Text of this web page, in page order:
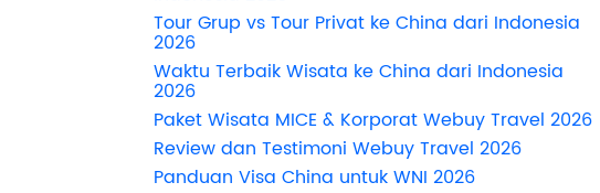
Tour Grup vs Tour Privat ke China dari Indonesia
2026
Waktu Terbaik Wisata ke China dari Indonesia
2026
Paket Wisata MICE & Korporat Webuy Travel 2026
Review dan Testimoni Webuy Travel 2026
Panduan Visa China untuk WNI 2026